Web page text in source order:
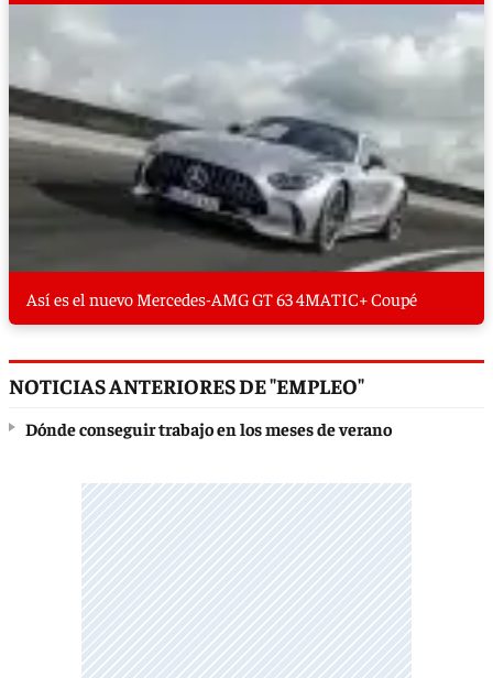
Así es el nuevo Mercedes-AMG GT 63 4MATIC+ Coupé
NOTICIAS ANTERIORES DE "EMPLEO"
Dónde conseguir trabajo en los meses de verano